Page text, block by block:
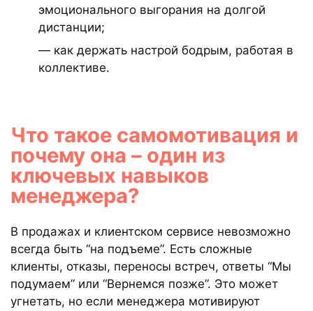
эмоционального выгорания на долгой
дистанции;
— как держать настрой бодрым, работая в
коллективе.
Что такое самомотивация и
почему она – один из
ключевых навыков
менеджера?
В продажах и клиентском сервисе невозможно
всегда быть “на подъеме”. Есть сложные
клиенты, отказы, переносы встреч, ответы “Мы
подумаем” или “Вернемся позже”. Это может
угнетать, но если менеджера мотивируют